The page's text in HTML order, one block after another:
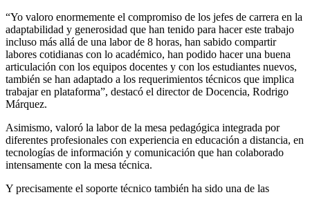
“Yo valoro enormemente el compromiso de los jefes de carrera en la
adaptabilidad y generosidad que han tenido para hacer este trabajo
incluso más allá de una labor de 8 horas, han sabido compartir
labores cotidianas con lo académico, han podido hacer una buena
articulación con los equipos docentes y con los estudiantes nuevos,
también se han adaptado a los requerimientos técnicos que implica
trabajar en plataforma”, destacó el director de Docencia, Rodrigo
Márquez.
Asimismo, valoró la labor de la mesa pedagógica integrada por
diferentes profesionales con experiencia en educación a distancia, en
tecnologías de información y comunicación que han colaborado
intensamente con la mesa técnica.
Y precisamente el soporte técnico también ha sido una de las